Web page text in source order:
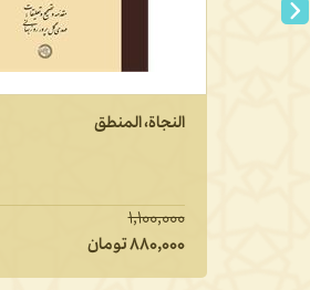
النجاة، المنطق
۱,۱۰۰,۰۰۰
۸۸۰,۰۰۰تومان